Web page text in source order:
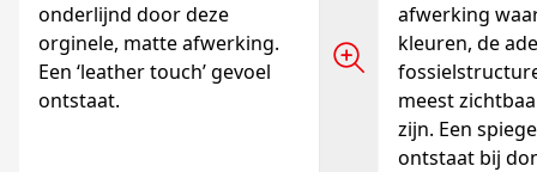
onderlijnd door deze
orginele, matte afwerking.
Een ‘leather touch’ gevoel
ontstaat.
afwerking
kleuren, de
meest
zijn. Een
ontstaat bij